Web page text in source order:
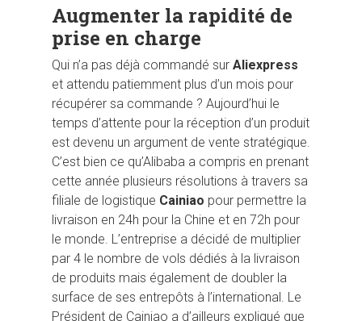
Augmenter la rapidité de
prise en charge
Qui n’a pas déjà commandé sur Aliexpress
et attendu patiemment plus d’un mois pour
récupérer sa commande ? Aujourd’hui le
temps d’attente pour la réception d’un produit
est devenu un argument de vente stratégique.
C’est bien ce qu’Alibaba a compris en prenant
cette année plusieurs résolutions à travers sa
filiale de logistique Cainiao pour permettre la
livraison en 24h pour la Chine et en 72h pour
le monde. L’entreprise a décidé de multiplier
par 4 le nombre de vols dédiés à la livraison
de produits mais également de doubler la
surface de ses entrepôts à l’international. Le
Président de Cainiao a d’ailleurs expliqué que